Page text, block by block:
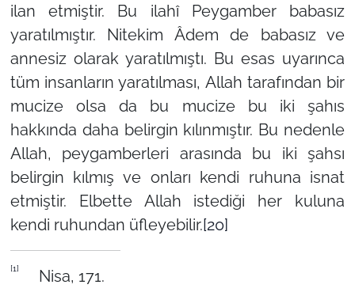
ilan etmiştir. Bu ilahî Peygamber babasız
yaratılmıştır. Nitekim Âdem de babasız ve
annesiz olarak yaratılmıştı. Bu esas uyarınca
tüm insanların yaratılması, Allah tarafından bir
mucize olsa da bu mucize bu iki şahıs
hakkında daha belirgin kılınmıştır. Bu nedenle
Allah, peygamberleri arasında bu iki şahsı
belirgin kılmış ve onları kendi ruhuna isnat
etmiştir. Elbette Allah istediği her kuluna
kendi ruhundan üfleyebilir.[20]
[1] Nisa, 171.